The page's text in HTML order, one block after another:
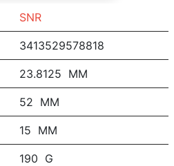
SNR
3413529578818
23.8125 MM
52 MM
15 MM
190 G